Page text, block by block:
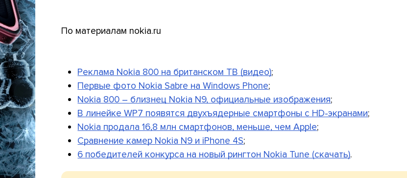
По материалам nokia.ru
Реклама Nokia 800 на британском ТВ (видео);
Первые фото Nokia Sabre на Windows Phone;
Nokia 800 – близнец Nokia N9, официальные изображения;
В линейке WP7 появятся двухъядерные смартфоны c HD-экранами;
Nokia продала 16,8 млн смартфонов, меньше, чем Apple;
Сравнение камер Nokia N9 и iPhone 4S;
6 победителей конкурса на новый рингтон Nokia Tune (скачать).